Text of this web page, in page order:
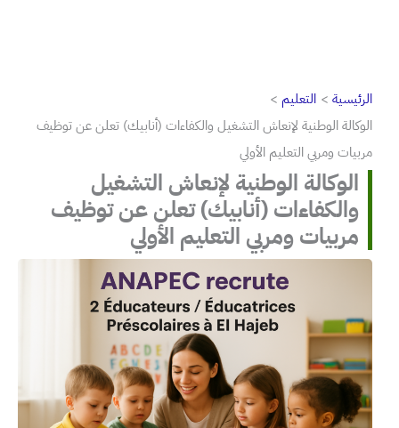
الرئيسية
التعليم
الوكالة الوطنية لإنعاش التشغيل والكفاءات (أنابيك) تعلن عن توظيف
مربيات ومربي التعليم الأولي
الوكالة الوطنية لإنعاش التشغيل
والكفاءات (أنابيك) تعلن عن توظيف
مربيات ومربي التعليم الأولي